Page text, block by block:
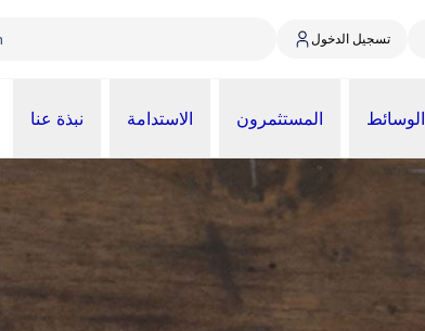
تسجيل الدخول
نبذة عنا الاستدامة المستثمرون الوسائط